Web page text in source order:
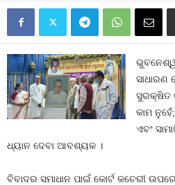
ସୁରକ୍ଷିତ
କାମ
ଏବଂ
ଧ୍ୟାନ ଦେବା ଆବଶ୍ୟକ ।
ବିବାଦର ସମାଧାନ ପାଇଁ କୋର୍ଟ କଚେରୀ